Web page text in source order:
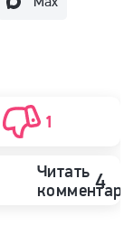
1
Читать 4